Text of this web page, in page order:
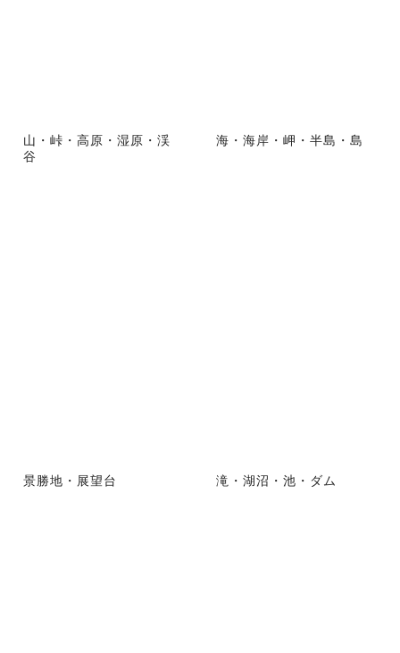
山・峠・高原・湿原・渓
谷
海・海岸・岬・半島・島
景勝地・展望台 滝・湖沼・池・ダム